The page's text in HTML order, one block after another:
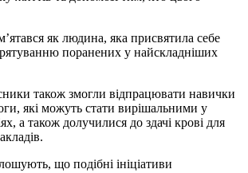
як людина, яка присвятила себе
поранених у найскладніших
також змогли відпрацювати навички
які можуть стати вирішальними у
а також долучилися до здачі крові для
що подібні ініціативи